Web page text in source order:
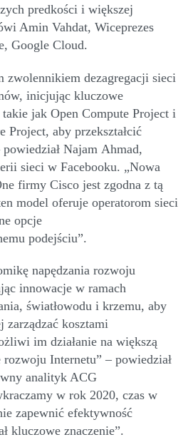
predkości i większej
Amin Vahdat , Wiceprezes
, Google Cloud.
zwolennikiem dezagregacji sieci
inicjując kluczowe
jak Open Compute Project i
Project, aby przekształcić
powiedział Najam Ahmad
sieci w Facebooku. „Nowa
firmy Cisco jest zgodna z tą
model oferuje operatorom sieci
opcje
podejściu”.
napędzania rozwoju
innowacje w ramach
światłowodu i krzemu, aby
kosztami
im działanie na większą
Internetu” – powiedział
analityk ACG
w rok 2020, czas w
zapewnić efektywność
kluczowe znaczenie”.